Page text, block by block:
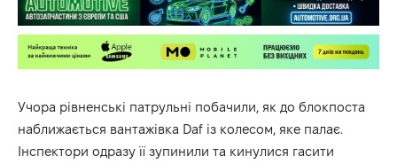
Учора рівненські патрульні побачили, як до блокпоста
наближається вантажівка Daf iз колесом, яке палає.
Інспектори одразу її зупинили та кинулися гасити